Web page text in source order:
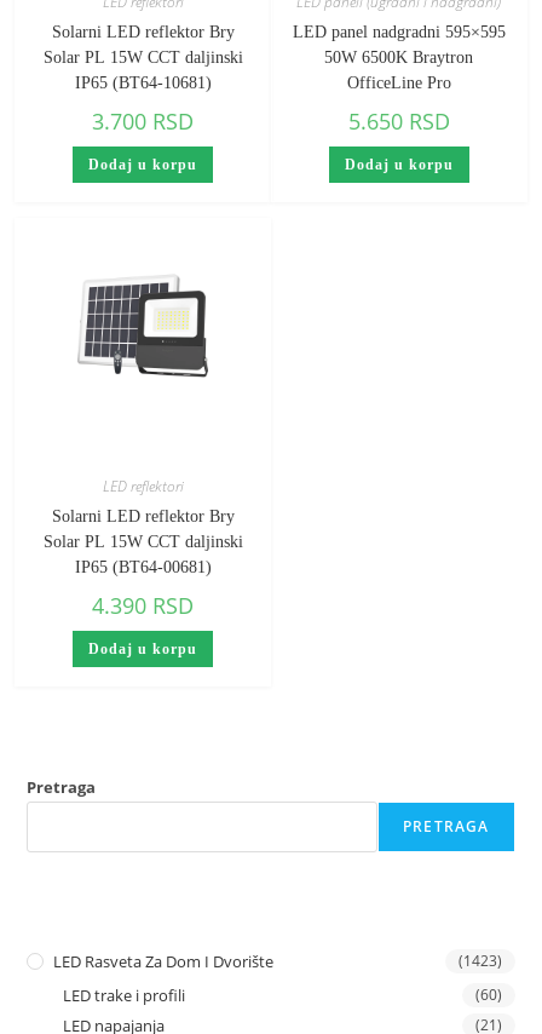
Solarni LED reflektor Bry
Solar PL 15W CCT daljinski
IP65 (BT64-10681)
3.700 RSD
Dodaj u korpu
LED panel nadgradni 595×595
50W 6500K Braytron
OfficeLine Pro
5.650 RSD
Dodaj u korpu
LED reflektori
Solarni LED reflektor Bry
Solar PL 15W CCT daljinski
IP65 (BT64-00681)
4.390 RSD
Dodaj u korpu
Pretraga
PRETRAGA
LED Rasveta Za Dom I Dvorište (1423)
LED trake i profili (60)
LED napajanja (21)